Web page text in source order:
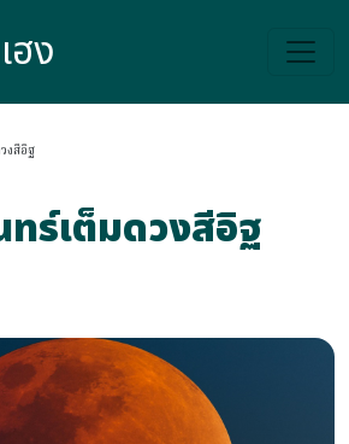
ฮง
งสีอิฐ
ร์เต็มดวงสีอิฐ